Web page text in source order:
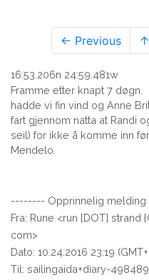
← Previous
16:53.206n 24:59.481w
Framme etter knapt 7 døgn.
hadde vi fin vind og Anne
fart gjennom natta at Randi
seil) for ikke å komme inn
Mendelo.
-------- Opprinnelig
Fra: Rune <run {DOT} strand
com>
Dato: 10.24.2016 23:19
Til: sailingaida+diary-